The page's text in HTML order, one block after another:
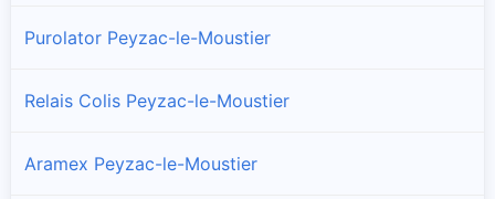
Purolator Peyzac-le-Moustier
Relais Colis Peyzac-le-Moustier
Aramex Peyzac-le-Moustier